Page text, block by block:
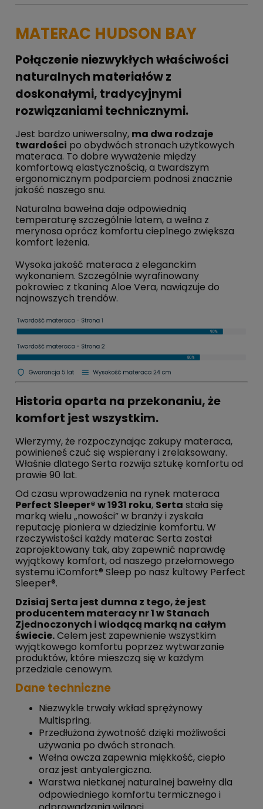
MATERAC HUDSON BAY
Połączenie niezwykłych właściwości
naturalnych materiałów z
doskonałymi, tradycyjnymi
rozwiązaniami technicznymi.
Jest bardzo uniwersalny, ma dwa rodzaje
twardości po obydwóch stronach użytkowych
materaca. To dobre wyważenie między
komfortową elastycznością, a twardszym
ergonomicznym podparciem podnosi znacznie
jakość naszego snu.
Naturalna bawełna daje odpowiednią
temperaturę szczególnie latem, a wełna z
merynosa oprócz komfortu cieplnego zwiększa
komfort leżenia.
Wysoka jakość materaca z eleganckim
wykonaniem. Szczególnie wyrafinowany
pokrowiec z tkaniną Aloe Vera, nawiązuje do
najnowszych trendów.
Historia oparta na przekonaniu, że
komfort jest wszystkim.
Wierzymy, że rozpoczynając zakupy materaca,
powinieneś czuć się wspierany i zrelaksowany.
Właśnie dlatego Serta rozwija sztukę komfortu od
prawie 90 lat.
Od czasu wprowadzenia na rynek materaca
Perfect Sleeper® w 1931 roku, Serta stała się
marką wielu „nowości” w branży i zyskała
reputację pioniera w dziedzinie komfortu. W
rzeczywistości każdy materac Serta został
zaprojektowany tak, aby zapewnić naprawdę
wyjątkowy komfort, od naszego przełomowego
systemu iComfort® Sleep po nasz kultowy Perfect
Sleeper®.
Dzisiaj Serta jest dumna z tego, że jest
producentem materacy nr 1 w Stanach
Zjednoczonych i wiodącą marką na całym
świecie.Celem jest zapewnienie wszystkim
wyjątkowego komfortu poprzez wytwarzanie
produktów, które mieszczą się w każdym
przedziale cenowym.
Dane techniczne
Niezwykle trwały wkład sprężynowy
Multispring.
Przedłużona żywotność dzięki możliwości
używania po dwóch stronach.
Wełna owcza zapewnia miękkość, ciepło
oraz jest antyalergiczna.
Warstwa nietkanej naturalnej bawełny dla
odpowiedniego komfortu termicznego i